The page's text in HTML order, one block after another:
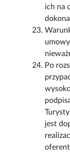
ich na
Po
jest